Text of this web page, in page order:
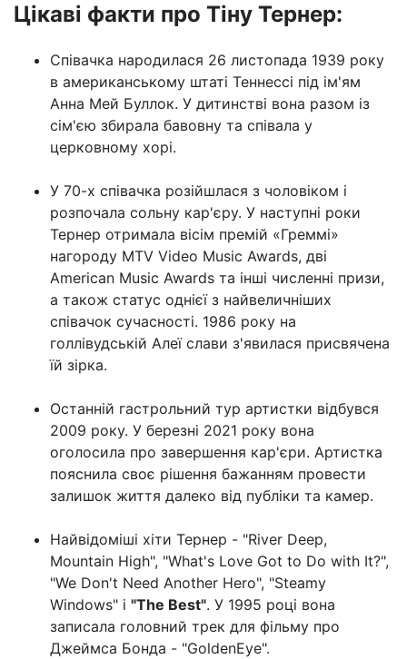
Цікаві факти про Тіну Тернер:
Співачка народилася 26 листопада 1939 року
в американському штаті Теннессі під ім'ям
Анна Мей Буллок. У дитинстві вона разом із
сім'єю збирала бавовну та співала у
церковному хорі.
У 70-х співачка розійшлася з чоловіком і
розпочала сольну кар'єру. У наступні роки
Тернер отримала вісім премій «Греммі»
нагороду MTV Video Music Awards, дві
American Music Awards та інші численні призи,
а також статус однієї з найвеличніших
співачок сучасності. 1986 року на
голлівудській Алеї слави з'явилася присвячена
їй зірка.
Останній гастрольний тур артистки відбувся
2009 року. У березні 2021 року вона
оголосила про завершення кар'єри. Артистка
пояснила своє рішення бажанням провести
залишок життя далеко від публіки та камер.
Найвідоміші хіти Тернер - "River Deep,
Mountain High", "What's Love Got to Do with It?",
"We Don't Need Another Hero", "Steamy
Windows" і "The Best". У 1995 році вона
записала головний трек для фільму про
Джеймса Бонда - "GoldenEye".